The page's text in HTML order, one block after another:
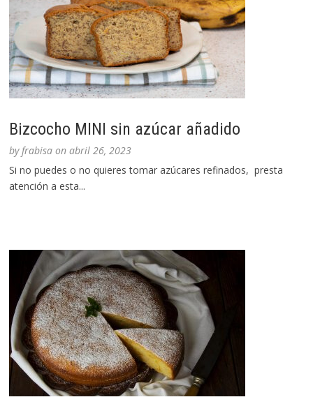
Bizcocho MINI sin azúcar añadido
byfrabisa onabril 26, 2023
Si no puedes o no quieres tomar azúcares refinados, presta
atención a esta...